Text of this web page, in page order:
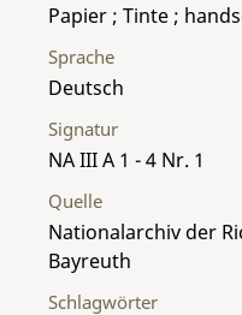
Papier ; Tinte ;
Sprache
Deutsch
Signatur
NA III A 1 - 4 Nr. 1
Quelle
Nationalarchiv der
Bayreuth
Schlagwörter